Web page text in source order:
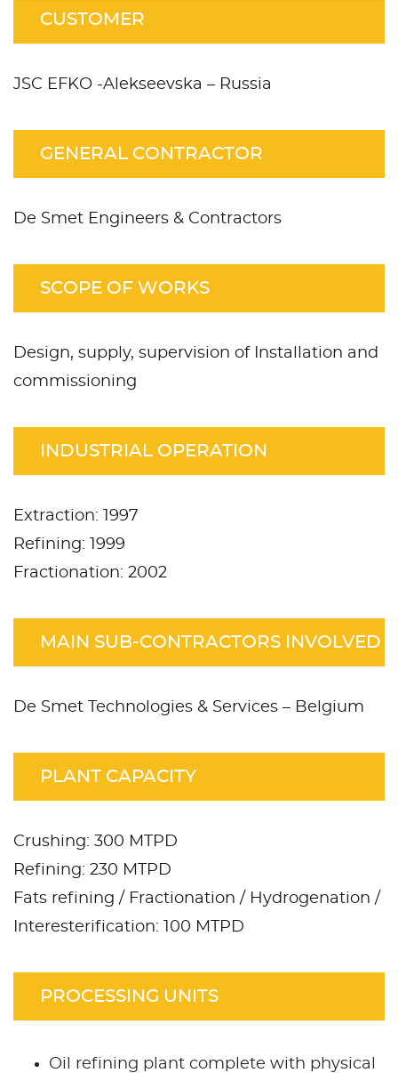
CUSTOMER
JSC EFKO -Alekseevska – Russia
GENERAL CONTRACTOR
De Smet Engineers & Contractors
SCOPE OF WORKS
Design, supply, supervision of Installation and
commissioning
INDUSTRIAL OPERATION
Extraction: 1997
Refining: 1999
Fractionation: 2002
MAIN SUB-CONTRACTORS INVOLVED
De Smet Technologies & Services – Belgium
PLANT CAPACITY
Crushing: 300 MTPD
Refining: 230 MTPD
Fats refining / Fractionation / Hydrogenation /
Interesterification: 100 MTPD
PROCESSING UNITS
Oil refining plant complete with physical